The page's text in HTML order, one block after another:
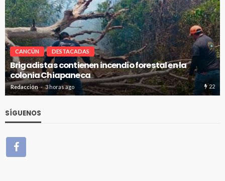
22
CANCÚN DESTACADAS
Avanza en tiempo y forma la construcción de
de absorción en Cancún
Redacción 3 horas ago
SÍGUENOS